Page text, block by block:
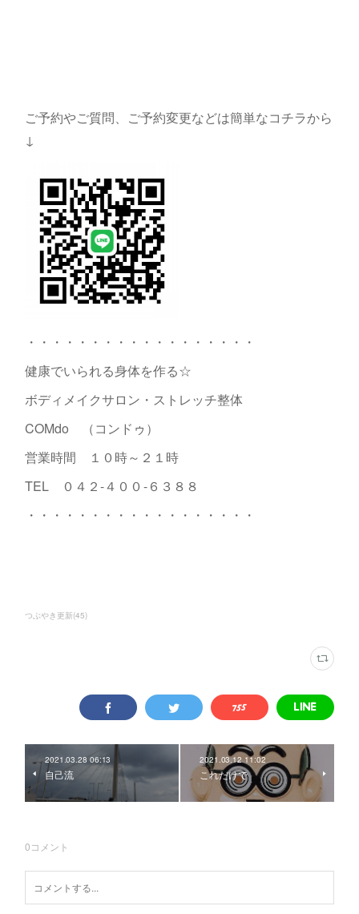
ご予約やご質問、ご予約変更などは簡単なコチラから
↓
・・・・・・・・・・・・・・・・・・
健康でいられる身体を作る☆
ボディメイクサロン・ストレッチ整体
COMdo （コンドゥ）
営業時間 １０時～２１時
TEL ０４２-４００-６３８８
・・・・・・・・・・・・・・・・・・
つぶやき更新(45)
2021.03.28 06:13
自己流
2021.03.12 11:02
これだけで
0コメント